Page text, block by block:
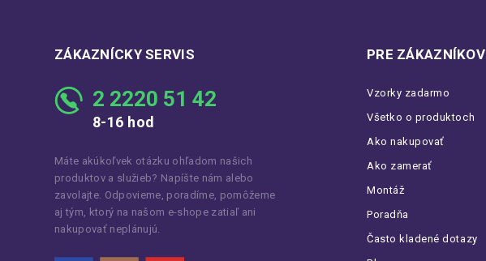
ZÁKAZNÍCKY SERVIS
2 2220 51 42
8-16 hod
Máte akúkoľvek otázku ohľadom našich
produktov a služieb? Napíšte nám alebo
zavolajte. Odpovieme, poradíme, pomôžeme
aj tým, ktorý na našom e-shope zatiaľ ani
nakupovať neplánujú.
PRE ZÁKAZNÍKOV
Vzorky zadarmo
Všetko o produktoch
Ako nakupovať
Ako zamerať
Montáž
Poradňa
Často kladené dotazy